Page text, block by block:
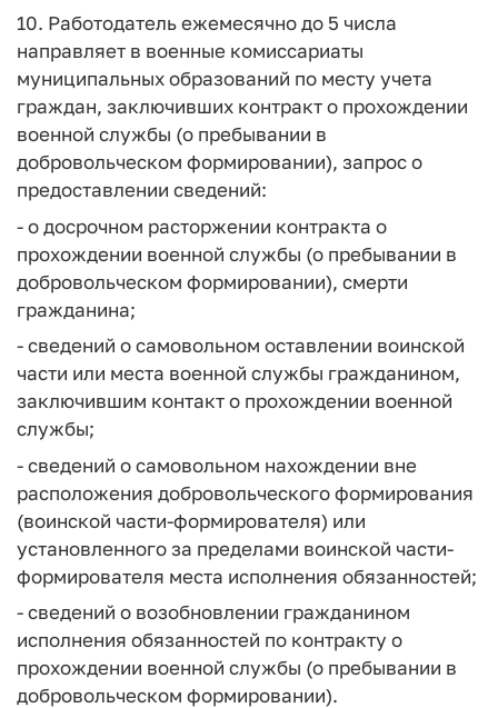
10. Работодатель ежемесячно до 5 числа
направляет в военные комиссариаты
муниципальных образований по месту учета
граждан, заключивших контракт о прохождении
военной службы (о пребывании в
добровольческом формировании), запрос о
предоставлении сведений:
- о досрочном расторжении контракта о
прохождении военной службы (о пребывании в
добровольческом формировании), смерти
гражданина;
- сведений о самовольном оставлении воинской
части или места военной службы гражданином,
заключившим контакт о прохождении военной
службы;
- сведений о самовольном нахождении вне
расположения добровольческого формирования
(воинской части-формирователя) или
установленного за пределами воинской части-
формирователя места исполнения обязанностей;
- сведений о возобновлении гражданином
исполнения обязанностей по контракту о
прохождении военной службы (о пребывании в
добровольческом формировании).